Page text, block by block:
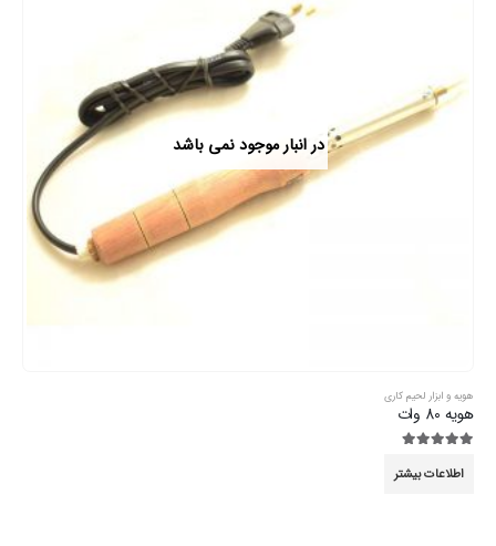
در انبار موجود نمی باشد
هویه و ابزار لحیم کاری
هویه 80 وات
اطلاعات بیشتر